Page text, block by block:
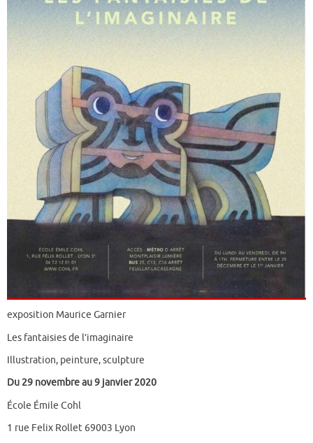
exposition Maurice Garnier
Les fantaisies de l’imaginaire
Illustration, peinture, sculpture
Du 29 novembre au 9 janvier 2020
École Émile Cohl
1 rue Felix Rollet 69003 Lyon